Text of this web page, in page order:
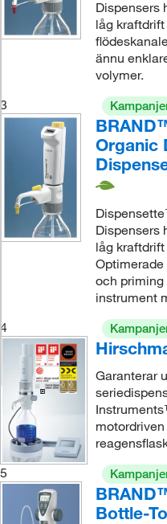
Dispensers
låg
ännu
volymer.
3
Organic
Dispensers
låg
och priming
instrument
4
Garanterar
5
Bottle-